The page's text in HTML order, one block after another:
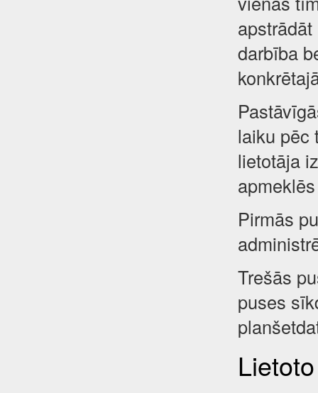
darbība
laiku pēc
lietotāja
Pirmās
Trešās
puses